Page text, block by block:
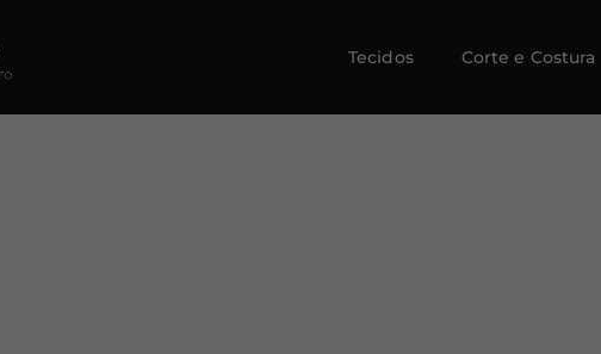
Tecidos Corte e Costura